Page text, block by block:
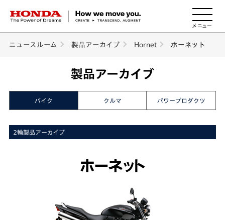
HONDA The Power of Dreams
ニュースルーム 製品アーカイブ Hornet ホーネット
製品アーカイブ
バイク クルマ パワープロダクツ
2輪製品アーカイブ